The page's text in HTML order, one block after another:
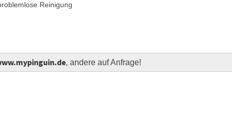
Reinigung
, andere auf Anfrage!